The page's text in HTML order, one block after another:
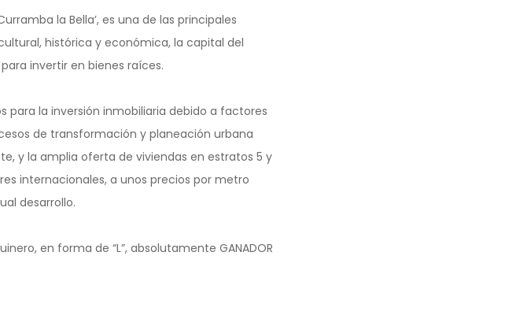
la Bella’, es una de las principales
histórica y económica, la capital del
invertir en bienes raíces.
para la inversión inmobiliaria debido a factores
de transformación y planeación urbana
y la amplia oferta de viviendas en estratos 5 y
internacionales, a unos precios por metro
desarrollo.
en forma de “L”, absolutamente GANADOR